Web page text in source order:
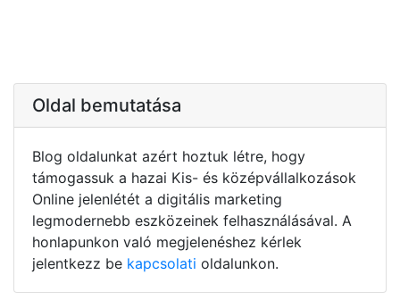
Oldal bemutatása
Blog oldalunkat azért hoztuk létre, hogy
támogassuk a hazai Kis- és középvállalkozások
Online jelenlétét a digitális marketing
legmodernebb eszközeinek felhasználásával. A
honlapunkon való megjelenéshez kérlek
jelentkezz be kapcsolati oldalunkon.